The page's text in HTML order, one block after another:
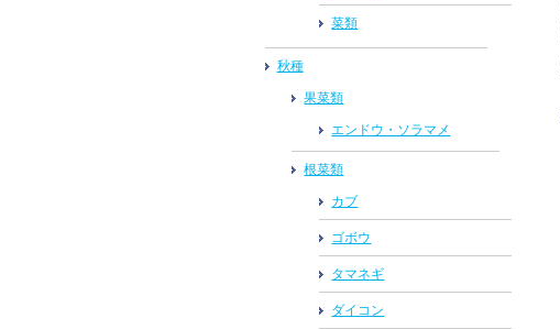
菜類
秋種
果菜類
エンドウ・ソラマメ
根菜類
カブ
ゴボウ
タマネギ
ダイコン